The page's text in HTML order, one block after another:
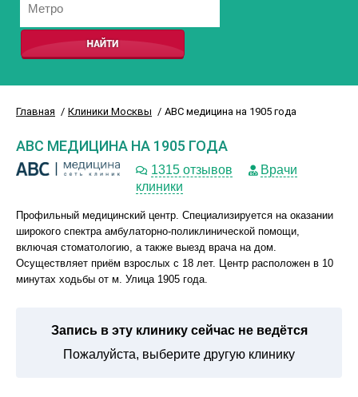
Главная Клиники Москвы ABC медицина на 1905 года
ABC МЕДИЦИНА НА 1905 ГОДА
1315 отзывов
Врачи
клиники
Профильный медицинский центр. Специализируется на оказании
широкого спектра амбулаторно-поликлинической помощи,
включая стоматологию, а также выезд врача на дом.
Осуществляет приём взрослых с 18 лет. Центр расположен в 10
минутах ходьбы от м. Улица 1905 года.
Запись в эту клинику сейчас не ведётся
Пожалуйста, выберите другую клинику